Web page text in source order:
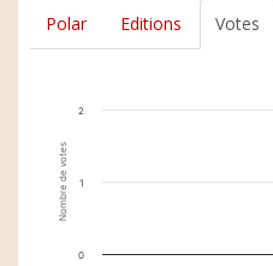
Polar Editions Votes
Nombre de votes
0
1
2